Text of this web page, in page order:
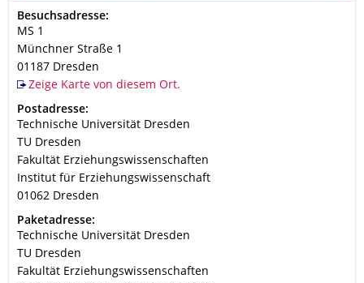
Adresse
Besuchsadresse:
MS 1
Münchner Straße 1
01187 Dresden
Zeige Karte von diesem Ort.
Adresse
Postadresse:
Technische Universität Dresden
TU Dresden
Fakultät Erziehungswissenschaften
Institut für Erziehungswissenschaft
01062 Dresden
Adresse
Paketadresse:
Technische Universität Dresden
TU Dresden
Fakultät Erziehungswissenschaften